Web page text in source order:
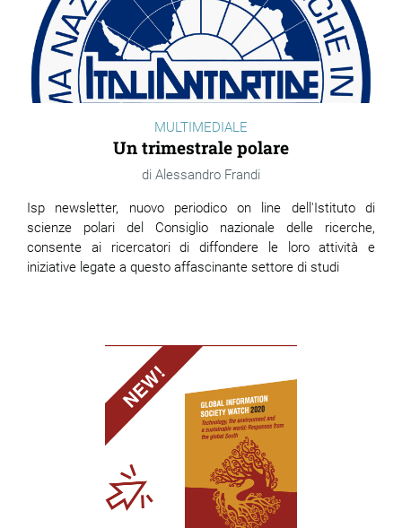
MULTIMEDIALE
Un trimestrale polare
Alessandro Frandi
Isp newsletter, nuovo periodico on line dell'Istituto di
scienze polari del Consiglio nazionale delle ricerche,
consente ai ricercatori di diffondere le loro attività e
iniziative legate a questo affascinante settore di studi